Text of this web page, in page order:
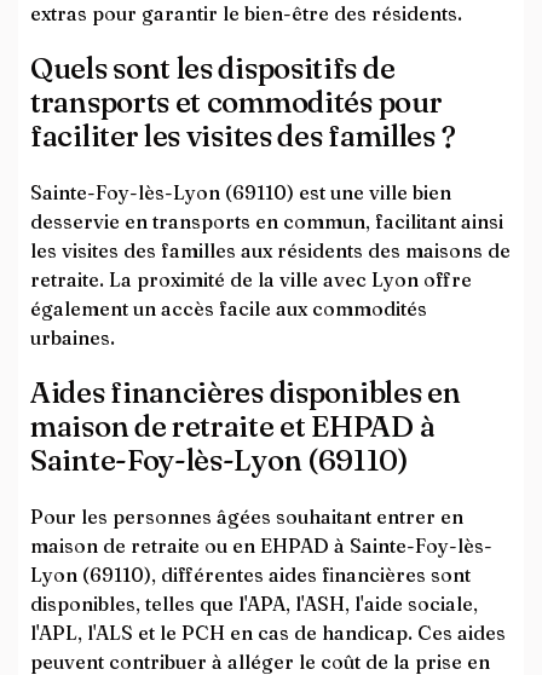
extras pour garantir le bien-être des résidents.
Quels sont les dispositifs de
transports et commodités pour
faciliter les visites des familles ?
Sainte-Foy-lès-Lyon (69110) est une ville bien
desservie en transports en commun, facilitant ainsi
les visites des familles aux résidents des maisons de
retraite. La proximité de la ville avec Lyon offre
également un accès facile aux commodités
urbaines.
Aides financières disponibles en
maison de retraite et EHPAD à
Sainte-Foy-lès-Lyon (69110)
Pour les personnes âgées souhaitant entrer en
maison de retraite ou en EHPAD à Sainte-Foy-lès-
Lyon (69110), différentes aides financières sont
disponibles, telles que l'APA, l'ASH, l'aide sociale,
l'APL, l'ALS et le PCH en cas de handicap. Ces aides
peuvent contribuer à alléger le coût de la prise en